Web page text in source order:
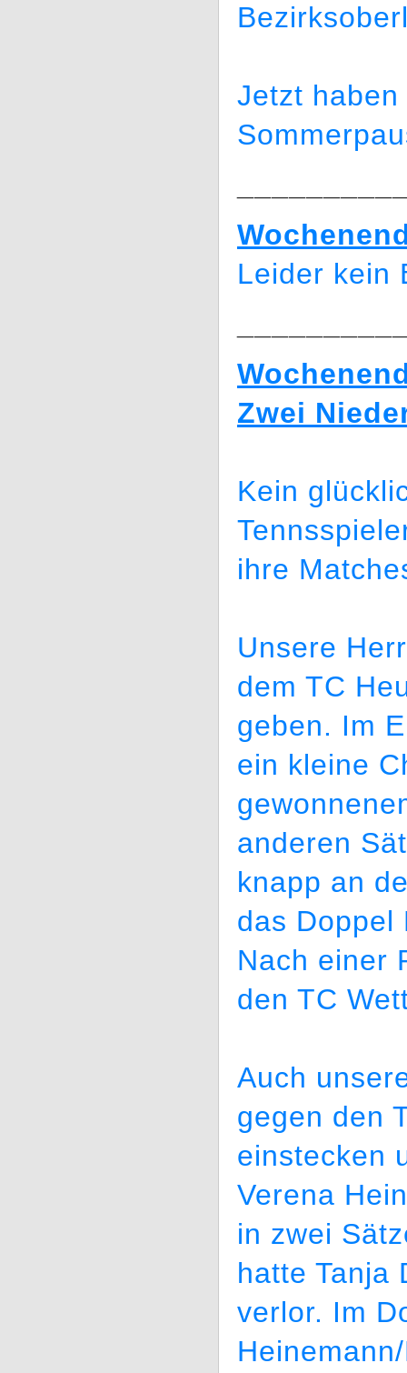
Jetzt
Leider kein
Zwei
Kein
ihre
Unsere
dem TC
geben. Im
ein kleine
anderen
knapp an
das Doppel
Nach einer
den TC
Auch
gegen den
einstecken
Verena
in zwei
hatte Tanja
verlor. Im